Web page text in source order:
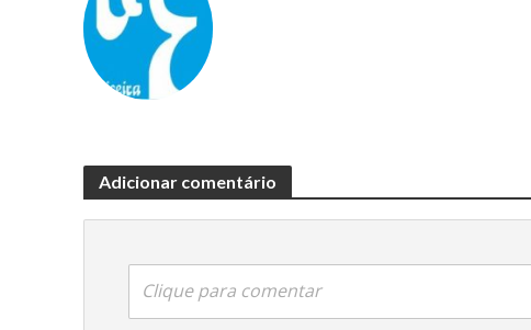
Adicionar comentário
Clique para comentar